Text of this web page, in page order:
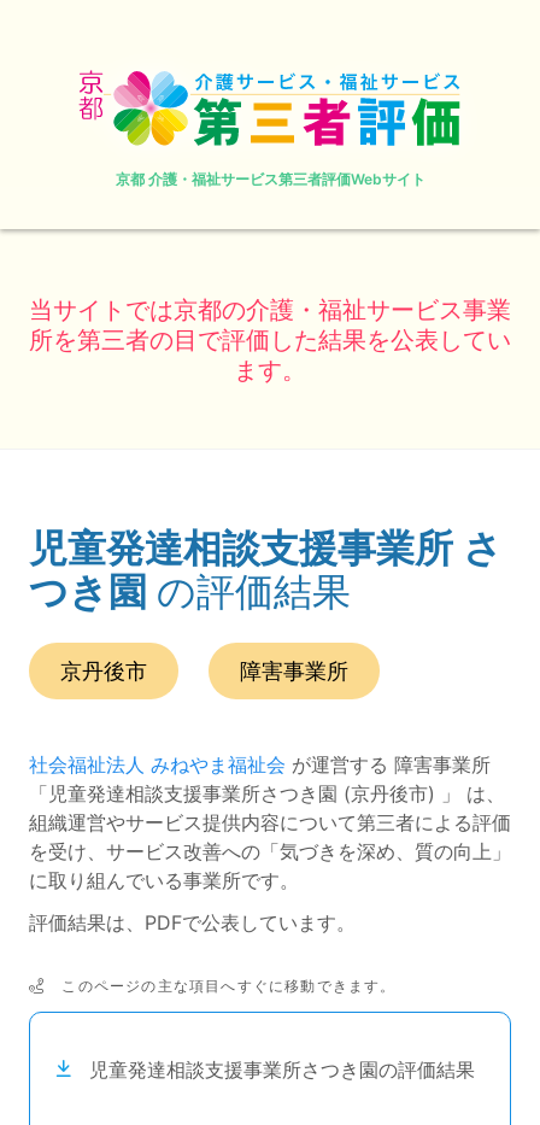
京都 介護・福祉サービス第三者評価Webサイト
当サイトでは京都の介護・福祉サービス事業
所を第三者の目で評価した結果を公表してい
ます。
(ページのタイトル)
児童発達相談支援事業所 さ
つき園 の評価結果
この事業所の所在エリアは、
京丹後市
です。
種別は
障害事業所
社会福祉法人 みねやま福祉会 が運営する 障害事業所
「児童発達相談支援事業所さつき園 (京丹後市) 」 は、
組織運営やサービス提供内容について第三者による評価
を受け、サービス改善への「気づきを深め、質の向上」
に取り組んでいる事業所です。
評価結果は、PDFで公表しています。
次のコンテンツは目次ナビゲーションリンクです。
このページの主な項目へすぐに移動できます。
児童発達相談支援事業所さつき園の評価結果